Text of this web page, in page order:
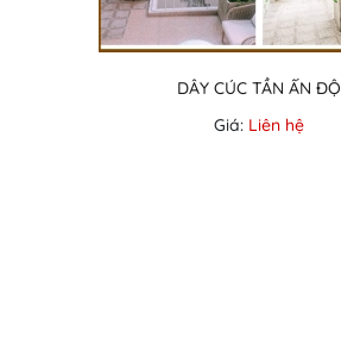
DÂY CÚC TẦN ẤN ĐỘ
Giá: Liên hệ